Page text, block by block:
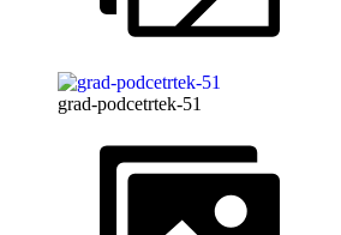
grad-podcetrtek-51